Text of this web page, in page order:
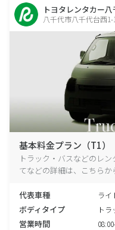
トヨタレンタカー
八千代市八千代台西1-
基本料金プラン（T1）
トラック・バスなどのレ
てなどの詳細は、こちらか
代表車種 ライ
ボディタイプ ト
営業時間